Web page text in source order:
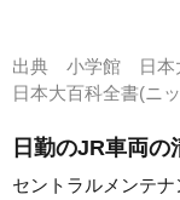
出典 小学館 日本
日本大百科全書(
日勤のJR車両の
セントラルメンテ